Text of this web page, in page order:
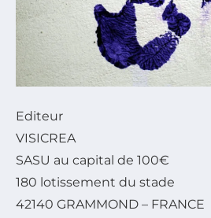
Editeur
VISICREA
SASU au capital de 100€
180 lotissement du stade
42140 GRAMMOND – FRANCE